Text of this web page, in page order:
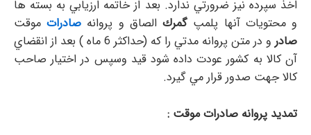
اخذ سپرده نيز ضرورتي ندارد. بعد از خاتمه ارزيابي به بسته ها
و محتويات آنها پلمپ گمركالصاق و پروانه صادراتموقت
صادر
و در متن پروانه مدتي را كه (حداكثر 6 ماه ) بعد از انقضاي
آن كالا به كشور عودت داده شود قيد وسپس در اختيار صاحب
كالا جهت صدور قرار مي گيرد.
تمديد پروانه صادرات موقت :